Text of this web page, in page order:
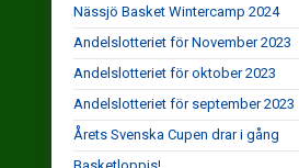
Nässjö Basket Wintercamp 2024
Andelslotteriet för November 2023
Andelslotteriet för oktober 2023
Andelslotteriet för september 2023
Årets Svenska Cupen drar i gång